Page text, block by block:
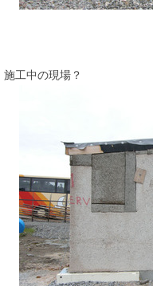
施工中の現場？